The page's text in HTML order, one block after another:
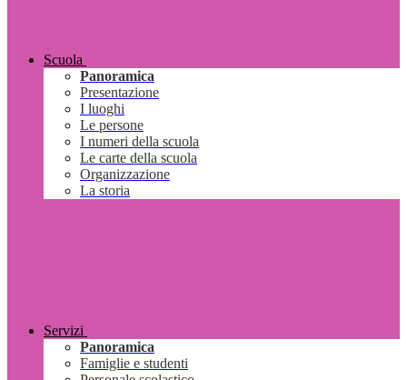
Scuola
Panoramica
Presentazione
I luoghi
Le persone
I numeri della scuola
Le carte della scuola
Organizzazione
La storia
Servizi
Panoramica
Famiglie e studenti